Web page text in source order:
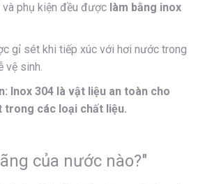
và phụ kiện đều được làm bằng inox
gỉ sét khi tiếp xúc với hơi nước trong
vệ sinh.
Inox 304 là vật liệu an toàn cho
trong các loại chất liệu.
của nước nào?"